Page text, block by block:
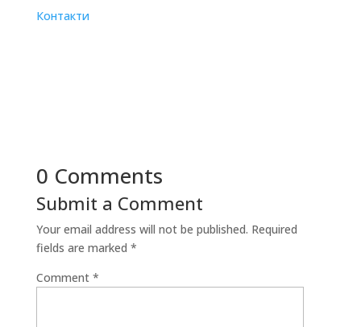
Контакти
0 Comments
Submit a Comment
Your email address will not be published. Required
fields are marked *
Comment *